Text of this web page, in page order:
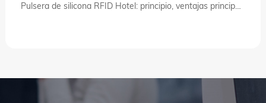
Pulsera de silicona RFID Hotel: principio, ventajas principales y soluciones de aplicación prácticas